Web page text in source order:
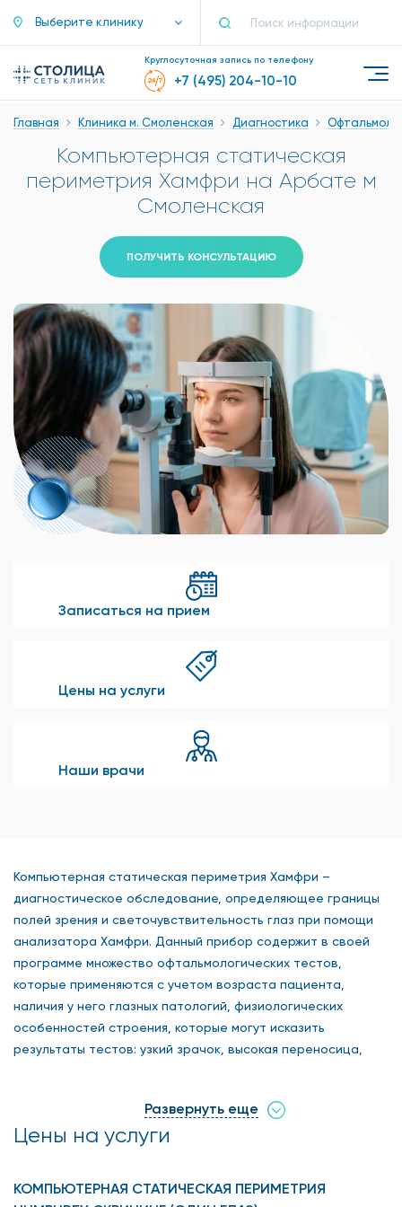
Выберите клинику
Круглосуточная запись по телефону
+7 (495) 204-10-10
Главная Клиника м. Смоленская Диагностика
Компьютерная статическая
периметрия Хамфри на Арбате м
Смоленская
ПОЛУЧИТЬ КОНСУЛЬТАЦИЮ
Записаться на прием
Цены на услуги
Наши врачи
Компьютерная статическая периметрия Хамфри –
диагностическое обследование, определяющее границы
полей зрения и светочувствительность глаз при помощи
анализатора Хамфри. Данный прибор содержит в своей
программе множество офтальмологических тестов,
которые применяются с учетом возраста пациента,
наличия у него глазных патологий, физиологических
особенностей строения, которые могут исказить
результаты тестов: узкий зрачок, высокая переносица,
проводящих зрительных путей,патологий сетчатки и
позволяет отслеживать результат их лечения при
Развернуть еще
Цены на услуги
КОМПЬЮТЕРНАЯ СТАТИЧЕСКАЯ ПЕРИМЕТРИЯ